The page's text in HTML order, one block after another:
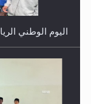
اليوم الوطني